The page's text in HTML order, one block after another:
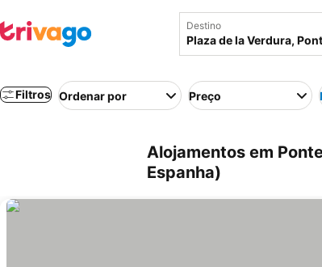
Destino
Filtros Ordenar por Preço
Alojamentos em
Espanha)